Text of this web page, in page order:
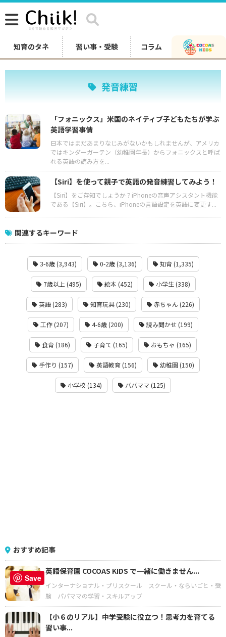
知育のタネ 習い事・受験 コラム
発音練習
「フォニックス」米国のネイティブ子どもたちが学ぶ
英語学習事情
日本ではまだあまりなじみがないかもしれませんが、アメリカ
ではキンダーガーテン（幼稚園年長）からフォニックスと呼ば
れる英語の読み方を...
【Siri】を使って親子で英語の発音練習してみよう！
【Siri】をご存知でしょうか？iPhoneの音声アシスタント機能
である【Siri】。こちら、iPhoneの言語設定を英語に変更す...
関連するキーワード
3-6歳 (3,943) 0-2歳 (3,136) 知育 (1,335)
7歳以上 (495) 絵本 (452) 小学生 (338)
英語 (283) 知育玩具 (230) 赤ちゃん (226)
工作 (207) 4-6歳 (200) 読み聞かせ (199)
食育 (186) 子育て (165) おもちゃ (165)
手作り (157) 英語教育 (156) 幼稚園 (150)
小学校 (134) パパママ (125)
おすすめ記事
英語保育園 COCOAS KIDS で一緒に働きません...
インターナショナル・プリスクール
スクール・ならいごと・受
験
パパママの学習・スキルアップ
【小６のリアル】中学受験に役立つ！思考力を育てる
習い事...
Save